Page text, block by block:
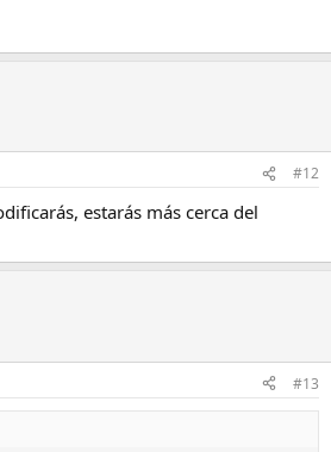
#12
estarás más cerca del
#13